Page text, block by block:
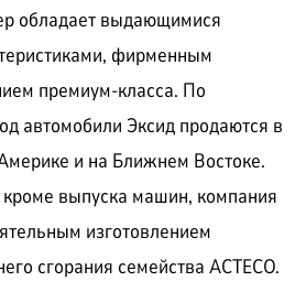
обладает выдающимися
фирменным
премиум-класса. По
автомобили Эксид продаются в
и на Ближнем Востоке.
выпуска машин, компания
изготовлением
сгорания семейства ACTECO.